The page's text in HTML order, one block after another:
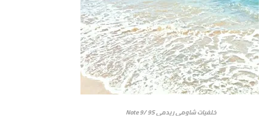
خلفيات شاومي ريدمي Note 9/ 9S